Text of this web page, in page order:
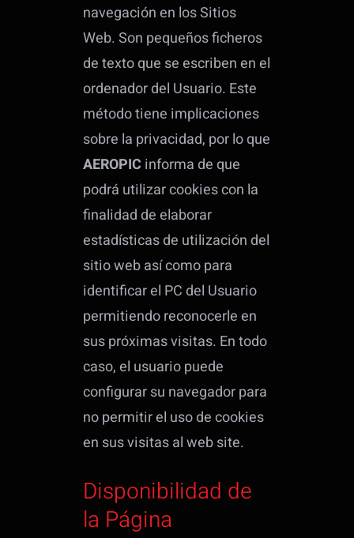
navegación en los Sitios
Web. Son pequeños ficheros
de texto que se escriben en el
ordenador del Usuario. Este
método tiene implicaciones
sobre la privacidad, por lo que
AEROPIC informa de que
podrá utilizar cookies con la
finalidad de elaborar
estadísticas de utilización del
sitio web así como para
identificar el PC del Usuario
permitiendo reconocerle en
sus próximas visitas. En todo
caso, el usuario puede
configurar su navegador para
no permitir el uso de cookies
en sus visitas al web site.
Disponibilidad de
la Página